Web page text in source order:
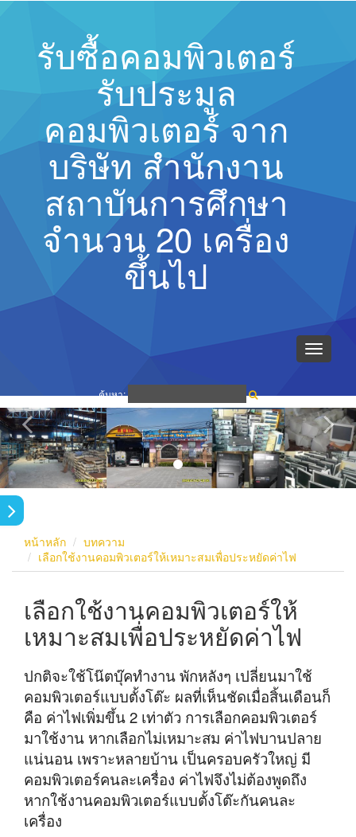
รับซื้อคอมพิวเตอร์
รับประมูล
คอมพิวเตอร์ จาก
บริษัท สำนักงาน
สถาบันการศึกษา
จำนวน 20 เครื่อง
ขึ้นไป
Toggle
ค้นหา:
หน้าหลัก
บทความ
เลือกใช้งานคอมพิวเตอร์ให้เหมาะสมเพื่อประหยัดค่าไฟ
เลือกใช้งานคอมพิวเตอร์ให้
เหมาะสมเพื่อประหยัดค่าไฟ
ปกติจะใช้โน๊ตบุ๊คทำงาน พักหลังๆ เปลี่ยนมาใช้
คอมพิวเตอร์แบบตั้งโต๊ะ ผลที่เห็นชัดเมื่อสิ้นเดือนก็
คือ ค่าไฟเพิ่มขึ้น 2 เท่าตัว การเลือกคอมพิวเตอร์
มาใช้งาน หากเลือกไม่เหมาะสม ค่าไฟบานปลาย
แน่นอน เพราะหลายบ้าน เป็นครอบครัวใหญ่ มี
คอมพิวเตอร์คนละเครื่อง ค่าไฟจึงไม่ต้องพูดถึง
หากใช้งานคอมพิวเตอร์แบบตั้งโต๊ะกันคนละ
เครื่อง